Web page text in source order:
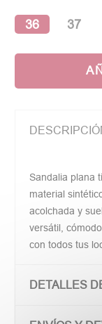
36 37
Sandalia plana
material
acolchada y
versátil,
con todos tus
DETALLES